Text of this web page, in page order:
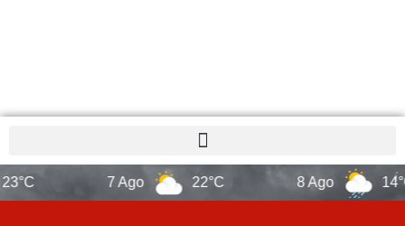
7 Ago 22°C 8 Ago 14°C